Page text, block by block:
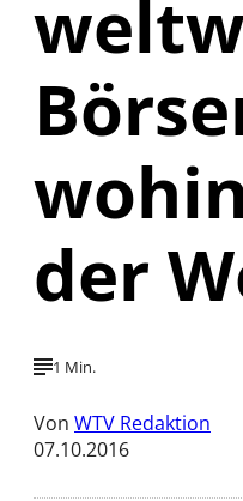
der
1 Min.
Von WTV Redaktion
07.10.2016